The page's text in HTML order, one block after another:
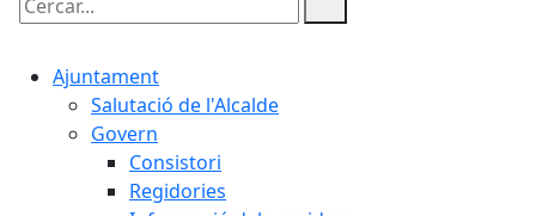
Cercar:
Ajuntament
Salutació de l'Alcalde
Govern
Consistori
Regidories